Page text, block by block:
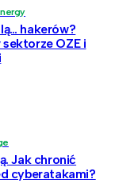
hakerów?
OZE i
Jak chronić
cyberatakami?